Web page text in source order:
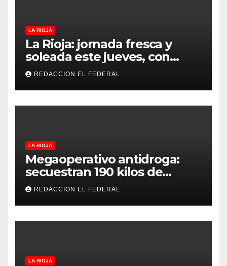
LA RIOJA
La Rioja: jornada fresca y
soleada este jueves, con
temperaturas estables para
el viernes
REDACCION EL FEDERAL
LA RIOJA
Megaoperativo antidroga:
secuestran 190 kilos de
marihuana que tenían como
destino La Rioja y Catamarca
REDACCION EL FEDERAL
LA RIOJA